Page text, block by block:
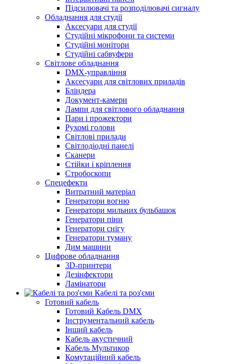
Підсилювачі та розподілювачі сигналу
Обладнання для студії
Аксесуари для студії
Студійні мікрофони та системи
Студійні монітори
Студійні сабвуфери
Світлове обладнання
DMX-управління
Аксесуари для світлових приладів
Бліндера
Документ-камери
Лампи для світлового обладнання
Пари і прожектори
Рухомі голови
Світлові прилади
Світлодіодні панелі
Сканери
Стійки і кріплення
Стробоскопи
Спецефекти
Витратний матеріал
Генератори вогню
Генератори мильних бульбашок
Генератори піни
Генератори снігу
Генератори туману
Дим машини
Цифрове обладнання
3D-принтери
Дезінфектори
Ламінатори
Кабелі та роз'єми
Готовий кабель
Готовий Кабель DMX
Інструментальний кабель
Інший кабель
Кабель акустичний
Кабель Мультикор
Комутаційний кабель